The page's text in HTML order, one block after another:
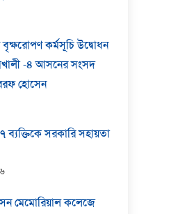
কর্মসূচি উদ্বোধন
-৪ আসনের সংসদ
হোসেন
ব্যক্তিকে সরকারি সহায়তা
মেমোরিয়াল কলেজে